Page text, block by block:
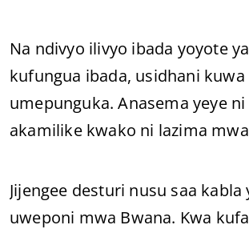
Na ndivyo ilivyo ibada yoyote
kufungua ibada, usidhani
umepunguka. Anasema yeye
akamilike kwako ni lazima
Jijengee desturi nusu saa
uweponi mwa Bwana. Kwa